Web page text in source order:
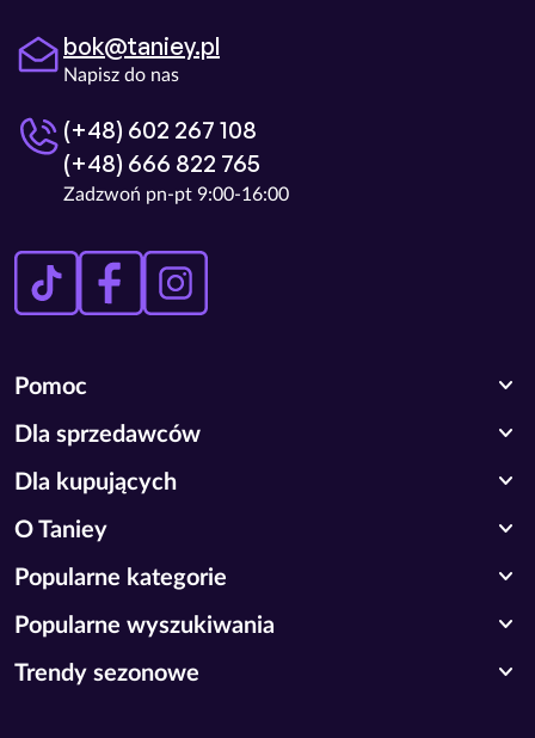
bok@taniey.pl
Napisz do nas
(+48) 602 267 108
(+48) 666 822 765
Zadzwoń pn-pt 9:00-16:00
Pomoc expand_more
Dla sprzedawców expand_more
Dla kupujących expand_more
O Taniey expand_more
Popularne kategorie expand_more
Popularne wyszukiwania expand_more
Trendy sezonowe expand_more